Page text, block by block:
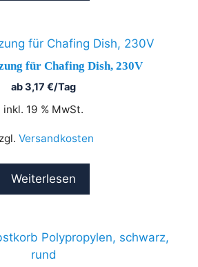
für Chafing Dish, 230V
ab3,17 €/Tag
inkl. 19 % MwSt.
Versandkosten
Weiterlesen